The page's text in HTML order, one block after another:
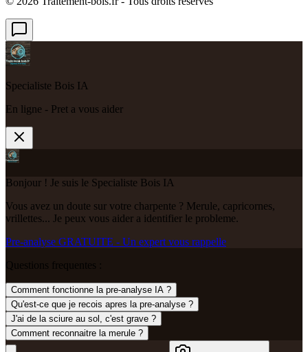
Specialiste Bois IA
En ligne - Pret a vous aider
Bonjour ! Je suis le Specialiste Bois IA
Vous avez un doute sur votre charpente ? Merule, capricornes,
vrillettes... Je peux vous aider a identifier le probleme.
Pre-analyse GRATUITE - Un expert vous rappelle
Questions frequentes :
Comment fonctionne la pre-analyse IA ?
Qu'est-ce que je recois apres la pre-analyse ?
J'ai de la sciure au sol, c'est grave ?
Comment reconnaitre la merule ?